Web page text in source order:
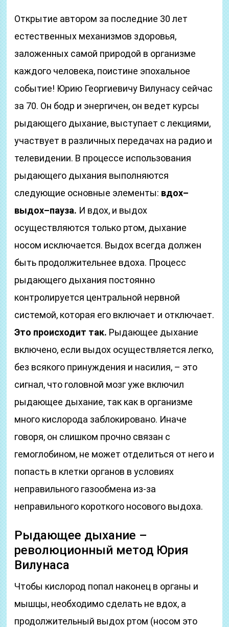
Открытие автором за последние 30 лет
естественных механизмов здоровья,
заложенных самой природой в организме
каждого человека, поистине эпохальное
событие! Юрию Георгиевичу Вилунасу сейчас
за 70. Он бодр и энергичен, он ведет курсы
рыдающего дыхание, выступает с лекциями,
участвует в различных передачах на радио и
телевидении. В процессе использования
рыдающего дыхания выполняются
следующие основные элементы: вдох–
выдох–пауза. И вдох, и выдох
осуществляются только ртом, дыхание
носом исключается. Выдох всегда должен
быть продолжительнее вдоха. Процесс
рыдающего дыхания постоянно
контролируется центральной нервной
системой, которая его включает и отключает.
Это происходит так. Рыдающее дыхание
включено, если выдох осуществляется легко,
без всякого принуждения и насилия, – это
сигнал, что головной мозг уже включил
рыдающее дыхание, так как в организме
много кислорода заблокировано. Иначе
говоря, он слишком прочно связан с
гемоглобином, не может отделиться от него и
попасть в клетки органов в условиях
неправильного газообмена из-за
неправильного короткого носового выдоха.
Рыдающее дыхание –
революционный метод Юрия
Вилунаса
Чтобы кислород попал наконец в органы и
мышцы, необходимо сделать не вдох, а
продолжительный выдох ртом (носом это